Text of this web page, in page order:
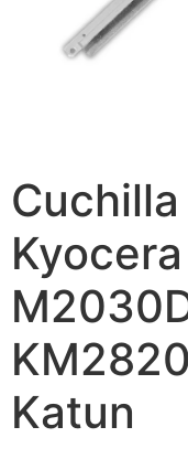
Katun